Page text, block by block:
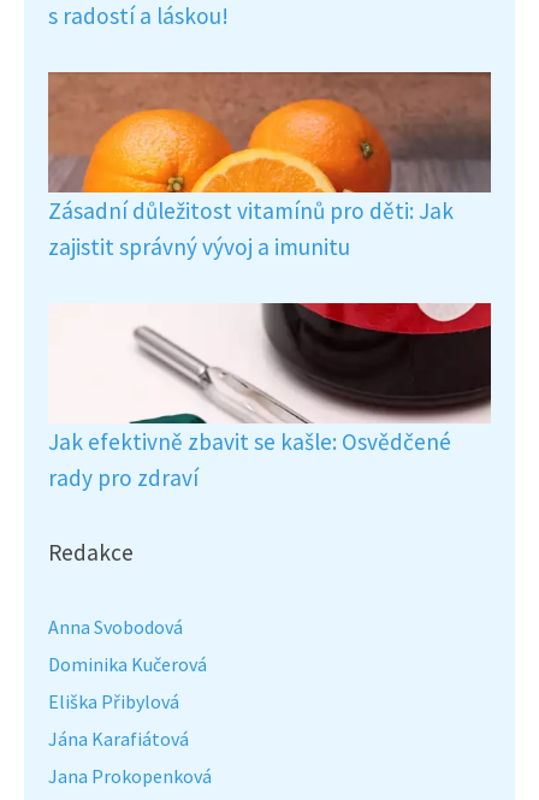
s radostí a láskou!
Zásadní důležitost vitamínů pro děti: Jak
zajistit správný vývoj a imunitu
Jak efektivně zbavit se kašle: Osvědčené
rady pro zdraví
Redakce
Anna Svobodová
Dominika Kučerová
Eliška Přibylová
Jána Karafiátová
Jana Prokopenková